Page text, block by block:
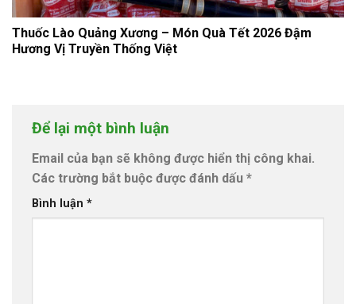
Thuốc Lào Quảng Xương – Món Quà Tết 2026 Đậm
Hương Vị Truyền Thống Việt
Để lại một bình luận
Email của bạn sẽ không được hiển thị công khai.
Các trường bắt buộc được đánh dấu *
Bình luận *